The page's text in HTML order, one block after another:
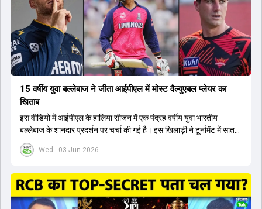
कप और 2028 ओलंपिक के लिए लंबी अवधि का विजन लेकर चल रहे हैं।
Wed - 03 Jun 2026
15 वर्षीय युवा बल्लेबाज ने जीता आईपीएल में मोस्ट वैल्युएबल प्लेयर का
खिताब
इस वीडियो में आईपीएल के हालिया सीजन में एक पंद्रह वर्षीय युवा भारतीय
बल्लेबाज के शानदार प्रदर्शन पर चर्चा की गई है। इस खिलाड़ी ने टूर्नामेंट में सात
सौ छिहत्तर रन बनाकर ऑरेंज कैप और मोस्ट वैल्युएबल प्लेयर का खिताब अपने नाम
किया है। वीडियो में बताया गया है कि ऑस्ट्रेलियाई टीम के वर्तमान कप्तान और
ऑस्ट्रेलियाई कप्तान के अनुसार, शुरुआत में लोगों को इस खिलाड़ी के प्रदर्शन पर
संदेह था, लेकिन अब उसने खुद को एक बेहतरीन बल्लेबाज साबित कर दिया है जो
गेंद को बाउंड्री के काफी पार मारने की क्षमता रखता है। वहीं, इंग्लैंड के पूर्व कप्तान